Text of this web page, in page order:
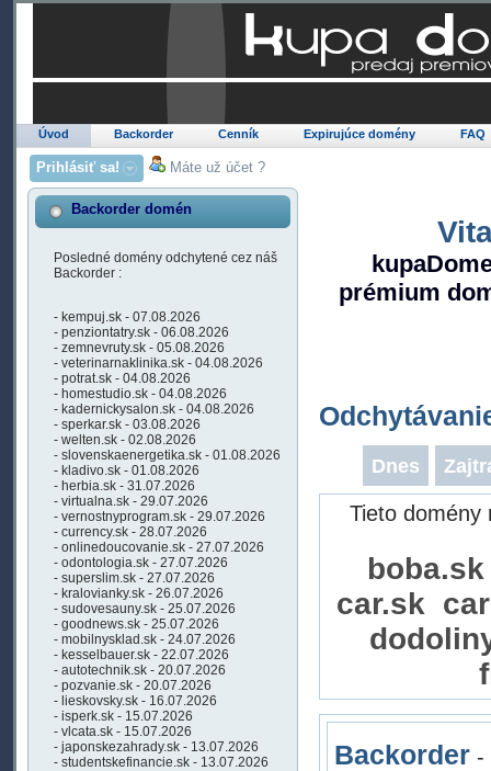
Úvod Backorder Cenník Expirujúce domény FAQ
Prihlásiť sa! Máte už účet ?
Backorder domén
Posledné domény odchytené cez náš
Backorder :
- kempuj.sk - 07.08.2026
- penziontatry.sk - 06.08.2026
- zemnevruty.sk - 05.08.2026
- veterinarnaklinika.sk - 04.08.2026
- potrat.sk - 04.08.2026
- homestudio.sk - 04.08.2026
- kadernickysalon.sk - 04.08.2026
- sperkar.sk - 03.08.2026
- welten.sk - 02.08.2026
- slovenskaenergetika.sk - 01.08.2026
- kladivo.sk - 01.08.2026
- herbia.sk - 31.07.2026
- virtualna.sk - 29.07.2026
- vernostnyprogram.sk - 29.07.2026
- currency.sk - 28.07.2026
- onlinedoucovanie.sk - 27.07.2026
- odontologia.sk - 27.07.2026
- superslim.sk - 27.07.2026
- kralovianky.sk - 26.07.2026
- sudovesauny.sk - 25.07.2026
- goodnews.sk - 25.07.2026
- mobilnysklad.sk - 24.07.2026
- kesselbauer.sk - 22.07.2026
- autotechnik.sk - 20.07.2026
- pozvanie.sk - 20.07.2026
- lieskovsky.sk - 16.07.2026
- isperk.sk - 15.07.2026
- vlcata.sk - 15.07.2026
- japonskezahrady.sk - 13.07.2026
- studentskefinancie.sk - 13.07.2026
prémium
Dnes
Tieto domény
car.sk
Backorder-